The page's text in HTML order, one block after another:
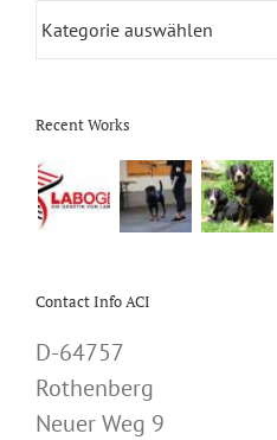
Categories
Recent Works
Contact Info ACI
D-64757
Rothenberg
Neuer Weg 9